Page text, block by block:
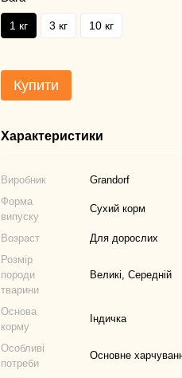
1 кг 3 кг 10 кг
Купити
Характеристики
Виробник
Grandorf
Форма
випуску
Сухий корм
Возраст
Для дорослих
Розмір
породи
тварини
Великі, Середній
Основа
корму
Індичка
Особливі
потреби
Основне